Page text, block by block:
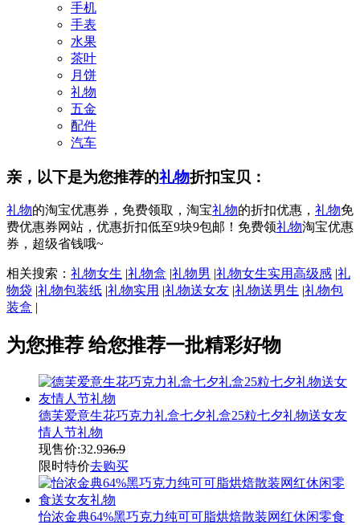
手机
手表
水果
茶叶
月饼
礼物
五金
配件
汽车
亲，以下是为您推荐的礼物折扣宝贝：
礼物的淘宝优惠券，免费领取，淘宝礼物的折扣优惠， 礼物免
费优惠券网站，优惠折扣低至9块9包邮！免费领礼物淘宝优惠
券，超级省钱哦~
相关搜索： 礼物女生 |礼物盒 |礼物男 |礼物女生实用高级感 |礼
物袋 |礼物包装纸 |礼物实用 |礼物送女友 |礼物送男生 |礼物包
装盒 |
为您推荐 给您推荐一批精彩好物
德芙爱意生花巧克力礼盒七夕礼盒25粒七夕礼物送女友
情人节礼物
现售价:32.936.9
限时特价去购买
怡浓金典64%黑巧克力纯可可脂烘焙散装网红休闲零食